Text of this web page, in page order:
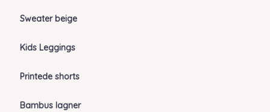
Sweater beige
Kids Leggings
Printede shorts
Bambus lagner